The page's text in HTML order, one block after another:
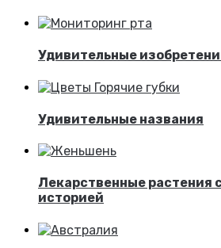
Удивительные
Удивительные названия
Лекарственные растения
историей